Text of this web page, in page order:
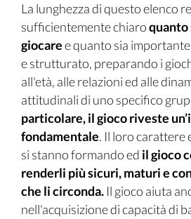
La lunghezza di questo elenco
sufficientemente chiaroquanto
giocaree quanto sia
e strutturato, preparando i
all'età, alle relazioni ed alle
attitudinali di uno specifico
particolare, il gioco riveste
fondamentale. Il loro carattere
si stanno formando ed il gioco
renderli più sicuri, maturi e
che li circonda. Il gioco aiuta
nell'acquisizione di capacità di